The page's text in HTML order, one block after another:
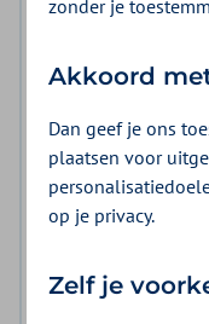
Over versie 3.0 en
Voorwaarden
Tarieven en volume
zonder je
Akkoord
Dan geef je ons
plaatsen voor
op je privacy.
Zelf je